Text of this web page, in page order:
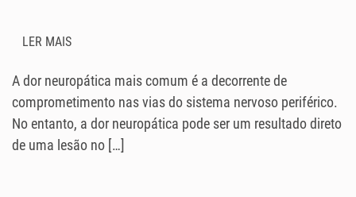
LER MAIS
A dor neuropática mais comum é a decorrente de
comprometimento nas vias do sistema nervoso periférico.
No entanto, a dor neuropática pode ser um resultado direto
de uma lesão no […]